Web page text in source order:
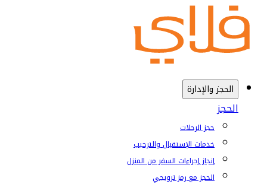
الحجز والإدارة
الحجز
حجز الرحلات
خدمات الإستقبال والترحيب
إنجاز إجراءات السفر من المنزل
الحجز مع رمز ترويجي